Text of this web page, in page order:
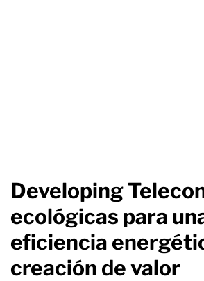
Developing
ecológicas para
eficiencia
creación de valor